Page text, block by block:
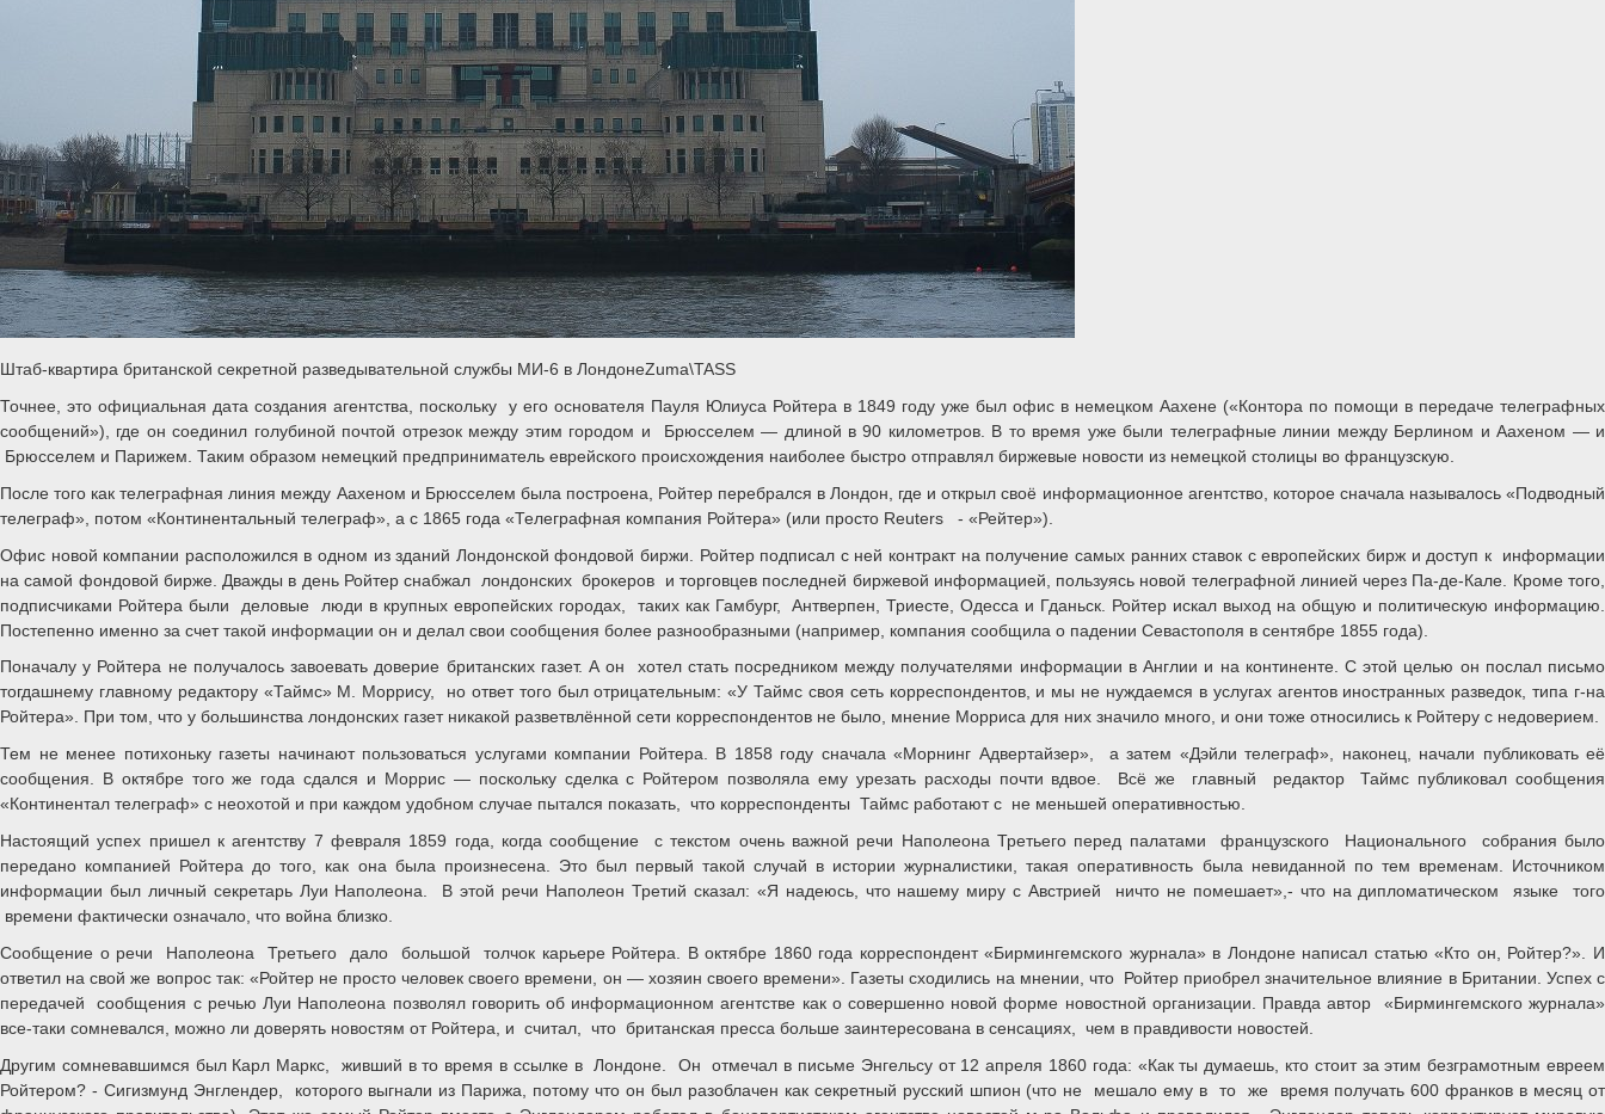
Штаб-квартира британской секретной разведывательной службы МИ-6 в ЛондонеZuma\TASS
Точнее, это официальная дата создания агентства, поскольку у его основателя Пауля Юлиуса Ройтера в 1849 году уже был офис в немецком Аахене («Контора по помощи в передаче телеграфных
сообщений»), где он соединил голубиной почтой отрезок между этим городом и Брюсселем — длиной в 90 километров. В то время уже были телеграфные линии между Берлином и Аахеном — и
Брюсселем и Парижем. Таким образом немецкий предприниматель еврейского происхождения наиболее быстро отправлял биржевые новости из немецкой столицы во французскую.
После того как телеграфная линия между Аахеном и Брюсселем была построена, Ройтер перебрался в Лондон, где и открыл своё информационное агентство, которое сначала называлось «Подводный
телеграф», потом «Континентальный телеграф», а с 1865 года «Телеграфная компания Ройтера» (или просто Reuters - «Рейтер»).
Офис новой компании расположился в одном из зданий Лондонской фондовой биржи. Ройтер подписал с ней контракт на получение самых ранних ставок с европейских бирж и доступ к информации
на самой фондовой бирже. Дважды в день Ройтер снабжал лондонских брокеров и торговцев последней биржевой информацией, пользуясь новой телеграфной линией через Па-де-Кале. Кроме того,
подписчиками Ройтера были деловые люди в крупных европейских городах, таких как Гамбург, Антверпен, Триесте, Одесса и Гданьск. Ройтер искал выход на общую и политическую информацию.
Постепенно именно за счет такой информации он и делал свои сообщения более разнообразными (например, компания сообщила о падении Севастополя в сентябре 1855 года).
Поначалу у Ройтера не получалось завоевать доверие британских газет. А он хотел стать посредником между получателями информации в Англии и на континенте. С этой целью он послал письмо
тогдашнему главному редактору «Таймс» М. Моррису, но ответ того был отрицательным: «У Таймс своя сеть корреспондентов, и мы не нуждаемся в услугах агентов иностранных разведок, типа г-на
Ройтера». При том, что у большинства лондонских газет никакой разветвлённой сети корреспондентов не было, мнение Морриса для них значило много, и они тоже относились к Ройтеру с недоверием.
Тем не менее потихоньку газеты начинают пользоваться услугами компании Ройтера. В 1858 году сначала «Морнинг Адвертайзер», а затем «Дэйли телеграф», наконец, начали публиковать её
сообщения. В октябре того же года сдался и Моррис — поскольку сделка с Ройтером позволяла ему урезать расходы почти вдвое. Всё же главный редактор Таймс публиковал сообщения
«Континентал телеграф» с неохотой и при каждом удобном случае пытался показать, что корреспонденты Таймс работают с не меньшей оперативностью.
Настоящий успех пришел к агентству 7 февраля 1859 года, когда сообщение с текстом очень важной речи Наполеона Третьего перед палатами французского Национального собрания было
передано компанией Ройтера до того, как она была произнесена. Это был первый такой случай в истории журналистики, такая оперативность была невиданной по тем временам. Источником
информации был личный секретарь Луи Наполеона. В этой речи Наполеон Третий сказал: «Я надеюсь, что нашему миру с Австрией ничто не помешает»,- что на дипломатическом языке того
времени фактически означало, что война близко.
Сообщение о речи Наполеона Третьего дало большой толчок карьере Ройтера. В октябре 1860 года корреспондент «Бирмингемского журнала» в Лондоне написал статью «Кто он, Ройтер?». И
ответил на свой же вопрос так: «Ройтер не просто человек своего времени, он — хозяин своего времени». Газеты сходились на мнении, что Ройтер приобрел значительное влияние в Британии. Успех с
передачей сообщения с речью Луи Наполеона позволял говорить об информационном агентстве как о совершенно новой форме новостной организации. Правда автор «Бирмингемского журнала»
все-таки сомневался, можно ли доверять новостям от Ройтера, и считал, что британская пресса больше заинтересована в сенсациях, чем в правдивости новостей.
Другим сомневавшимся был Карл Маркс, живший в то время в ссылке в Лондоне. Он отмечал в письме Энгельсу от 12 апреля 1860 года: «Как ты думаешь, кто стоит за этим безграмотным евреем
Ройтером? - Сигизмунд Энглендер, которого выгнали из Парижа, потому что он был разоблачен как секретный русский шпион (что не мешало ему в то же время получать 600 франков в месяц от